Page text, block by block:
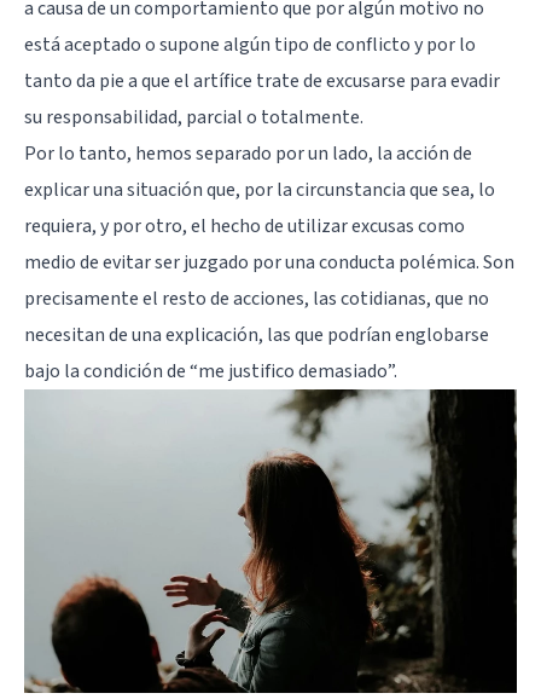
a causa de un comportamiento que por algún motivo no
está aceptado o supone algún tipo de conflicto y por lo
tanto da pie a que el artífice trate de excusarse para evadir
su responsabilidad, parcial o totalmente.
Por lo tanto, hemos separado por un lado, la acción de
explicar una situación que, por la circunstancia que sea, lo
requiera, y por otro, el hecho de utilizar excusas como
medio de evitar ser juzgado por una conducta polémica. Son
precisamente el resto de acciones, las cotidianas, que no
necesitan de una explicación, las que podrían englobarse
bajo la condición de “me justifico demasiado”.